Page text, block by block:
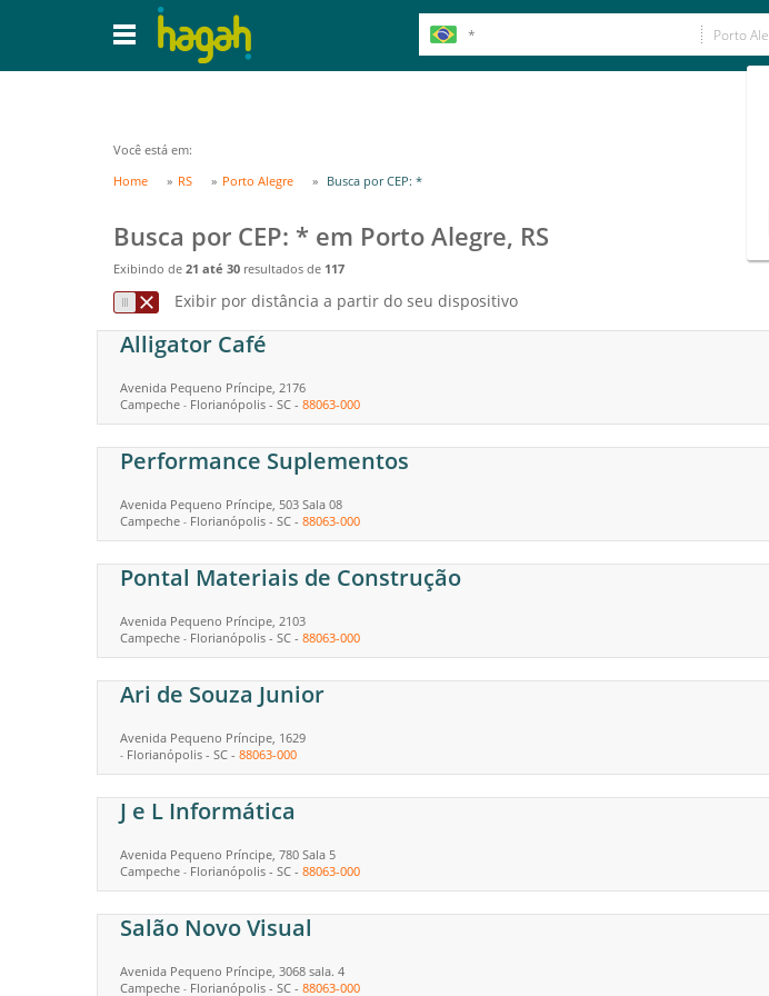
Você está em:
Home
RS Porto Alegre Busca por CEP: *
Busca por CEP: * em Porto Alegre, RS
Exibindo de 21 até 30 resultados de 117
Exibir por distância a partir do seu dispositivo
Alligator Café
Avenida Pequeno Príncipe, 2176
Campeche - Florianópolis - SC - 88063-000
Performance Suplementos
Avenida Pequeno Príncipe, 503 Sala 08
Campeche - Florianópolis - SC - 88063-000
Pontal Materiais de Construção
Avenida Pequeno Príncipe, 2103
Campeche - Florianópolis - SC - 88063-000
Ari de Souza Junior
Avenida Pequeno Príncipe, 1629
- Florianópolis - SC - 88063-000
J e L Informática
Avenida Pequeno Príncipe, 780 Sala 5
Campeche - Florianópolis - SC - 88063-000
Salão Novo Visual
Avenida Pequeno Príncipe, 3068 sala. 4
Campeche - Florianópolis - SC - 88063-000